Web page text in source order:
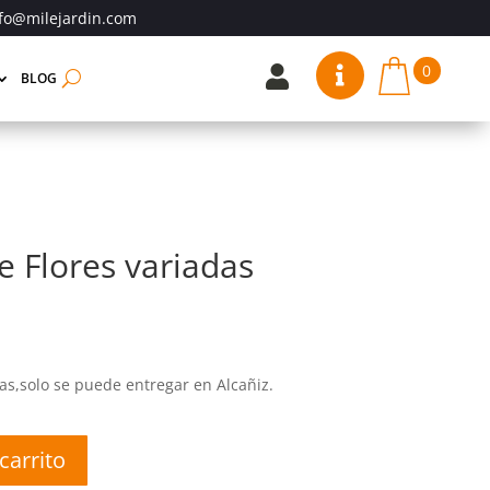
BLOG   0
Flores variadas
se puede entregar en Alcañiz.